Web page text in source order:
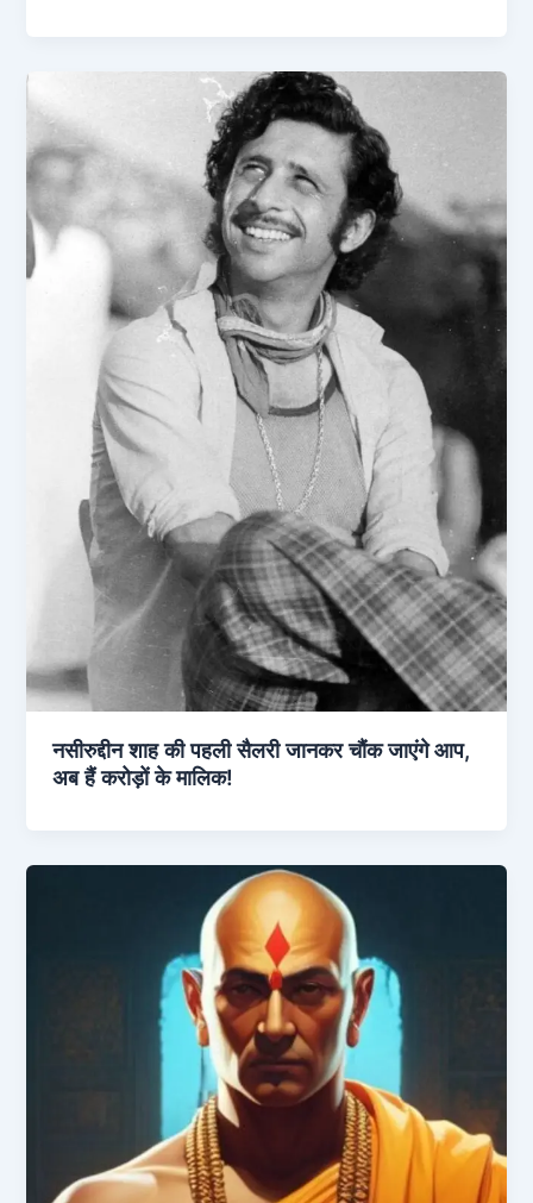
नसीरुद्दीन शाह की पहली सैलरी जानकर चौंक जाएंगे आप,
अब हैं करोड़ों के मालिक!